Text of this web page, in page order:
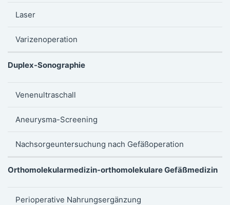
Laser
Varizenoperation
Duplex-Sonographie
Venenultraschall
Aneurysma-Screening
Nachsorgeuntersuchung nach Gefäßoperation
Orthomolekularmedizin-orthomolekulare Gefäßmedizin
Perioperative Nahrungsergänzung